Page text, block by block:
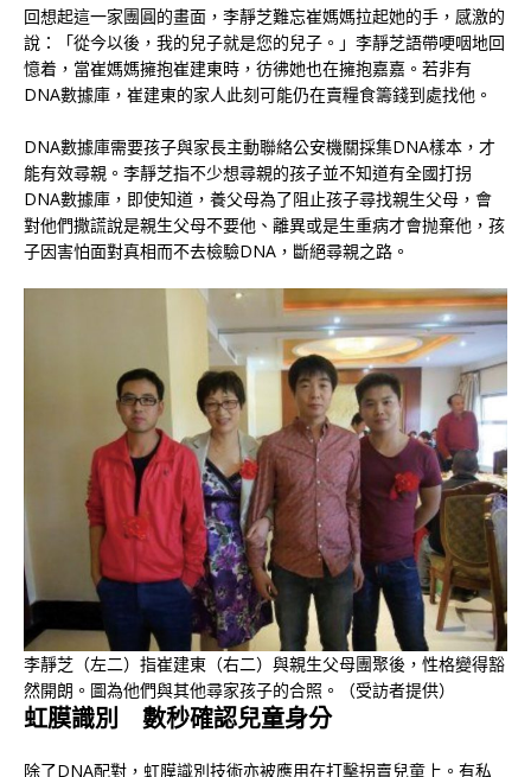
回想起這一家團圓的畫面，李靜芝難忘崔媽媽拉起她的手，感激的
說：「從今以後，我的兒子就是您的兒子。」李靜芝語帶哽咽地回
憶着，當崔媽媽擁抱崔建東時，彷彿她也在擁抱嘉嘉。若非有
DNA數據庫，崔建東的家人此刻可能仍在賣糧食籌錢到處找他。
DNA數據庫需要孩子與家長主動聯絡公安機關採集DNA樣本，才
能有效尋親。李靜芝指不少想尋親的孩子並不知道有全國打拐
DNA數據庫，即使知道，養父母為了阻止孩子尋找親生父母，會
對他們撒謊說是親生父母不要他、離異或是生重病才會抛棄他，孩
子因害怕面對真相而不去檢驗DNA，斷絕尋親之路。
李靜芝（左二）指崔建東（右二）與親生父母團聚後，性格變得豁
然開朗。圖為他們與其他尋家孩子的合照。（受訪者提供）
虹膜識別 數秒確認兒童身分
除了DNA配對，虹膜識別技術亦被應用在打擊拐賣兒童上。有私